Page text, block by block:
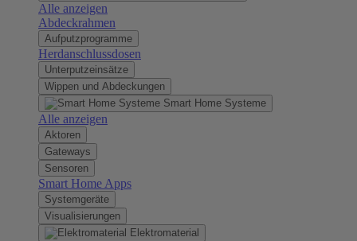
Alle anzeigen
Abdeckrahmen
Aufputzprogramme
Herdanschlussdosen
Unterputzeinsätze
Wippen und Abdeckungen
Smart Home Systeme
Alle anzeigen
Aktoren
Gateways
Sensoren
Smart Home Apps
Systemgeräte
Visualisierungen
Elektromaterial